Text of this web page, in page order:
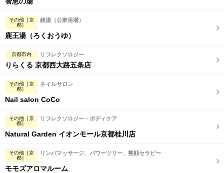
その他［京
都］
銭湯（公衆浴場）
鹿王湯（ろくおうゆ）
京都市内 リフレクソロジー
りらくる 京都西大路五条店
その他［京
都］
ネイルサロン
Nail salon CoCo
その他［京
都］
リフレクソロジー・ボディケア
Natural Garden イオンモール京都桂川店
その他［京
都］
リンパマッサージ、パワーツリー、整顔セラピー
モモズアロマルーム